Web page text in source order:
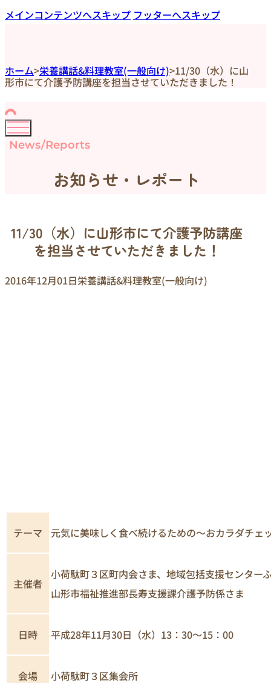
メインコンテンツへスキップ フッターへスキップ
ホーム>栄養講話&料理教室(一般向け)>11/30（水）に山
形市にて介護予防講座を担当させていただきました！
News/Reports
お知らせ・レポート
11/30（水）に山形市にて介護予防講座
を担当させていただきました！
2016年12月01日栄養講話&料理教室(一般向け)
テーマ 元気に美味しく食べ続けるための～おカラダチェ
主催者
小荷駄町３区町内会さま、地域包括支援センター
山形市福祉推進部長寿支援課介護予防係さま
日時 平成28年11月30日（水）13：30～15：00
会場 小荷駄町３区集会所